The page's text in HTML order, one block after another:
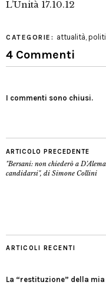
L’Unità 17.10.12
CATEGORIE: attualità,
4 Commenti
I commenti sono chiusi.
ARTICOLO PRECEDENTE
"Bersani: non chiederò a
candidarsi", di Simone Collini
ARTICOLI RECENTI
La “restituzione” della